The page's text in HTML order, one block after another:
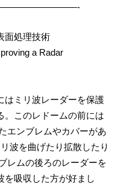
面処理技術
a Radar
ミリ波レーダーを保護
。このレドームの前には
エンブレムやカバーがあ
波を曲げたり拡散したり
レムの後ろのレーダーを
を吸収した方が好まし